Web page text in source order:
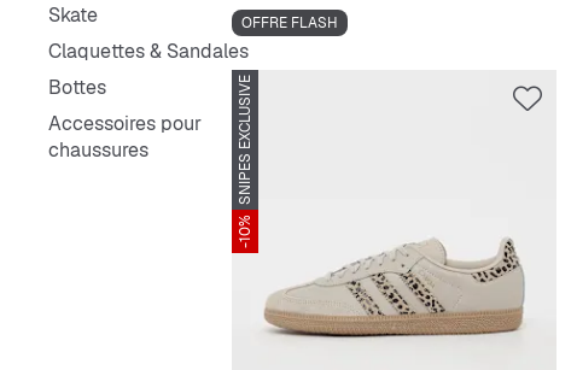
Skate
Claquettes & Sandales
Bottes
Accessoires pour
chaussures
OFFRE FLASH
SNIPES EXCLUSIVE
-10%